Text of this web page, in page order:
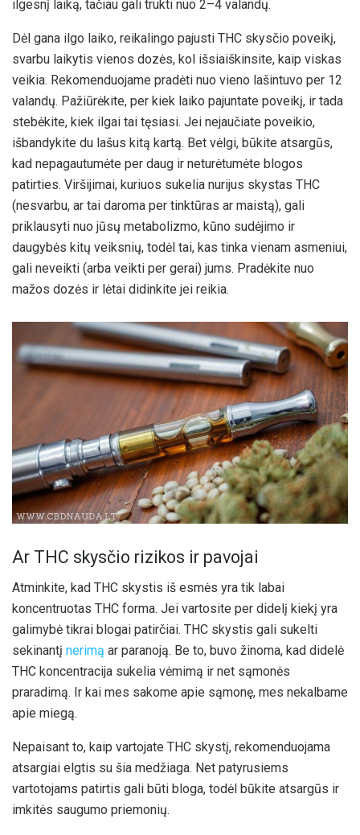
ilgesnį laiką, tačiau gali trukti nuo 2–4 valandų.
Dėl gana ilgo laiko, reikalingo pajusti THC skysčio poveikį,
svarbu laikytis vienos dozės, kol išsiaiškinsite, kaip viskas
veikia. Rekomenduojame pradėti nuo vieno lašintuvo per 12
valandų. Pažiūrėkite, per kiek laiko pajuntate poveikį, ir tada
stebėkite, kiek ilgai tai tęsiasi. Jei nejaučiate poveikio,
išbandykite du lašus kitą kartą. Bet vėlgi, būkite atsargūs,
kad nepagautumėte per daug ir neturėtumėte blogos
patirties. Viršijimai, kuriuos sukelia nurijus skystas THC
(nesvarbu, ar tai daroma per tinktūras ar maistą), gali
priklausyti nuo jūsų metabolizmo, kūno sudėjimo ir
daugybės kitų veiksnių, todėl tai, kas tinka vienam asmeniui,
gali neveikti (arba veikti per gerai) jums. Pradėkite nuo
mažos dozės ir lėtai didinkite jei reikia.
Ar THC skysčio rizikos ir pavojai
Atminkite, kad THC skystis iš esmės yra tik labai
koncentruotas THC forma. Jei vartosite per didelį kiekį yra
galimybė tikrai blogai patirčiai. THC skystis gali sukelti
sekinantį nerimą ar paranoją. Be to, buvo žinoma, kad didelė
THC koncentracija sukelia vėmimą ir net sąmonės
praradimą. Ir kai mes sakome apie sąmonę, mes nekalbame
apie miegą.
Nepaisant to, kaip vartojate THC skystį, rekomenduojama
atsargiai elgtis su šia medžiaga. Net patyrusiems
vartotojams patirtis gali būti bloga, todėl būkite atsargūs ir
imkitės saugumo priemonių.